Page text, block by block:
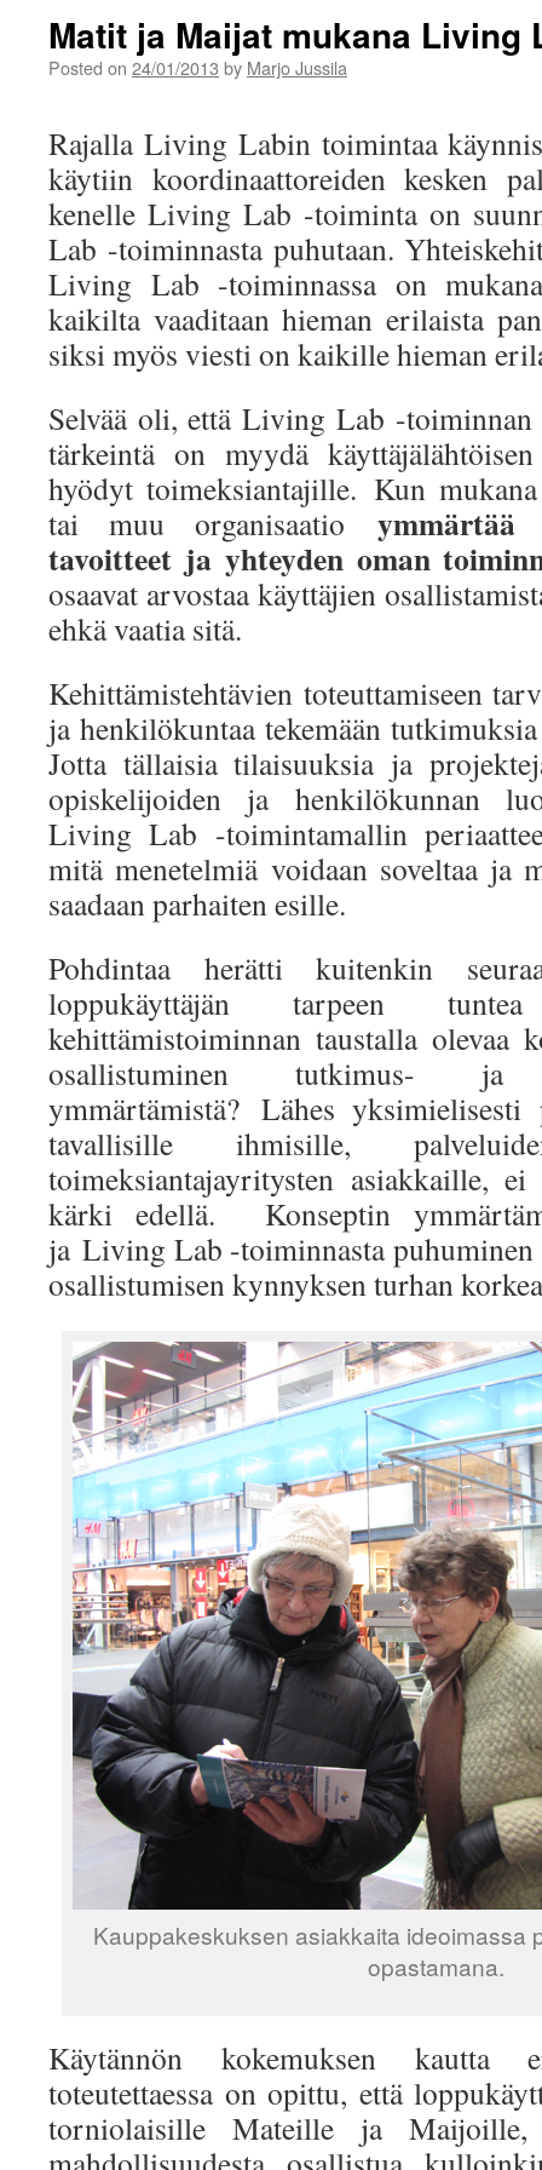
Matit ja Maijat mukana Living
Posted on 24/01/2013 by Marjo Jussila
Rajalla Living Labin toimintaa
käytiin koordinaattoreiden kesken
kenelle Living Lab -toiminta on
Lab -toiminnasta puhutaan.
Living Lab -toiminnassa on
kaikilta vaaditaan hieman erilaista
siksi myös viesti on kaikille hieman
Selvää oli, että Living Lab -toiminnan
tärkeintä on myydä
hyödyt toimeksiantajille. Kun
tai muu organisaatio ymmärtää
tavoitteet ja yhteyden oman
osaavat arvostaa käyttäjien
ehkä vaatia sitä.
Kehittämistehtävien toteuttamiseen
ja henkilökuntaa tekemään
Jotta tällaisia tilaisuuksia ja
opiskelijoiden ja henkilökunnan
Living Lab -toimintamallin
mitä menetelmiä voidaan soveltaa ja
saadaan parhaiten esille.
Pohdintaa herätti kuitenkin
loppukäyttäjän tarpeen
kehittämistoiminnan taustalla olevaa
osallistuminen tutkimus- ja
ymmärtämistä? Lähes
tavallisille ihmisille,
toimeksiantajayritysten asiakkaille,
kärki edellä. Konseptin
ja Living Lab -toiminnasta puhuminen
osallistumisen kynnyksen turhan
Kauppakeskuksen asiakkaita ideoimassa
opastamana.
Käytännön kokemuksen kautta
toteutettaessa on opittu, että
torniolaisille Mateille ja